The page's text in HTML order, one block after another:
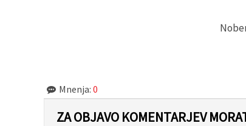
Mnenja: 0
ZA OBJAVO KOMENTARJEV